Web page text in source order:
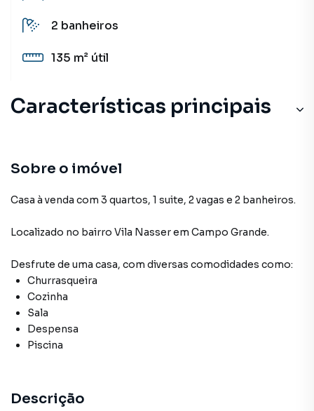
2 banheiros
135 m² útil
Características principais
Sobre o imóvel
Casa à venda com 3 quartos, 1 suite, 2 vagas e 2 banheiros.
Localizado no bairro Vila Nasserem Campo Grande.
Desfrute de uma casa, com diversas comodidades como:
Churrasqueira
Cozinha
Sala
Despensa
Piscina
Descrição